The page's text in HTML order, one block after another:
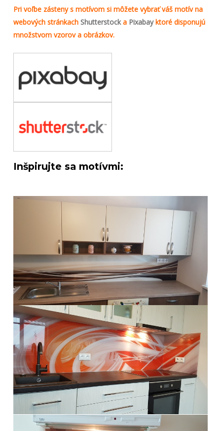
Pri voľbe zásteny s motívom si môžete vybrať váš motív na
webových stránkach Shutterstocka Pixabayktoré disponujú
množstvom vzorov a obrázkov.
Inšpirujte sa motívmi: